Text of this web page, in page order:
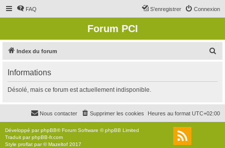
FAQ Connexion
S’enregistrer
Forum PCI
Index du forum
r
c
Informations
Désolé, mais ce forum est actuellement indisponible.
Heures au format UTC+02:00
Supprimer les cookies
Nous contacter
Développé parphpBB® Forum Software © phpBB Limited
Traduit parphpBB-fr.com
Style proflat par ©Mazeltof 2017